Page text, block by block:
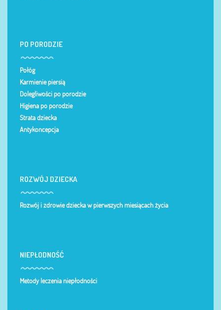
PO PORODZIE
Połóg
Karmienie piersią
Dolegliwości po porodzie
Higiena po porodzie
Strata dziecka
Antykoncepcja
ROZWÓJ DZIECKA
Rozwój i zdrowie dziecka w pierwszych miesiącach życia
NIEPŁODNOŚĆ
Metody leczenia niepłodności